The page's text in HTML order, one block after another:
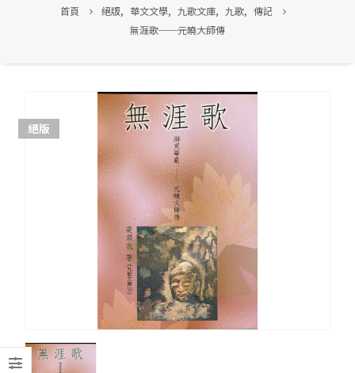
首頁 絕版, 華文文學, 九歌文庫, 九歌, 傳記
無涯歌──元曉大師傳
絕版